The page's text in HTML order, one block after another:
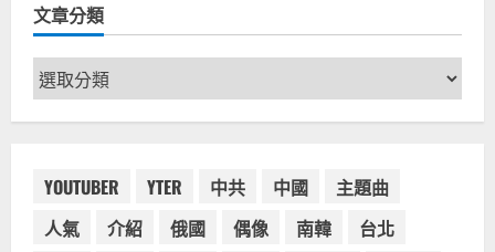
娃肯尼
電影聯
CHATIME
定活動
門市顧
客大排
網紅宣
人潮多
2023-
07-15
文章分類
文
章
分
YOUTUBER YTER 中共 中國
主題曲
人氣
介紹 俄國 偶像 南韓
台北